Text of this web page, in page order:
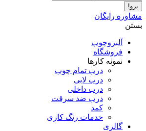
مشاوره رایگان
بستن
آلبروچوب
فروشگاه
نمونه کارها
درب تمام چوب
درب لابی
درب داخلی
درب ضد سرقت
کمد
خدمات رنگ کاری
گالری